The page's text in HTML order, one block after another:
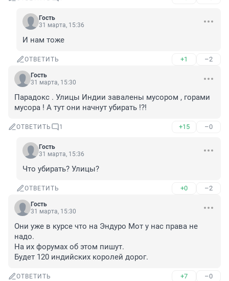
Гость
31 марта, 15:36
И нам тоже
ОТВЕТИТЬ +1 –2
Гость
31 марта, 15:30
Парадокс . Улицы Индии завалены мусором , горами
мусора ! А тут они начнут убирать !?!
ОТВЕТИТЬ 1 +15 –0
Гость
31 марта, 15:36
Что убирать? Улицы?
ОТВЕТИТЬ +0 –2
Гость
31 марта, 15:30
Они уже в курсе что на Эндуро Мот у нас права не
надо.
На их форумах об этом пишут.
Будет 120 индийских королей дорог.
ОТВЕТИТЬ +7 –0